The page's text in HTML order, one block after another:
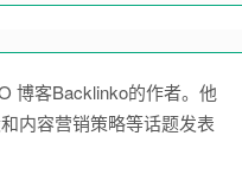
博客Backlinko的作者。他
内容营销策略等话题发表